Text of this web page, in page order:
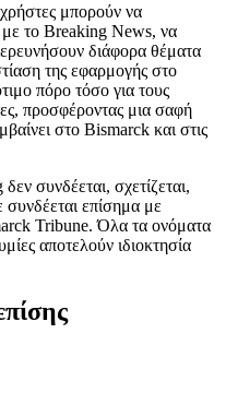
μπορούν να
με το Breaking News, να
διάφορα θέματα
της εφαρμογής στο
πόρο τόσο για τους
προσφέροντας μια σαφή
στο Bismarck και στις
συνδέεται, σχετίζεται,
συνδέεται επίσημα με
Tribune. Όλα τα ονόματα
αποτελούν ιδιοκτησία